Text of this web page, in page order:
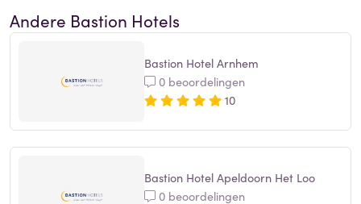
Andere Bastion Hotels
Bastion Hotel Arnhem
0 beoordelingen
10
Bastion Hotel Apeldoorn Het Loo
0 beoordelingen